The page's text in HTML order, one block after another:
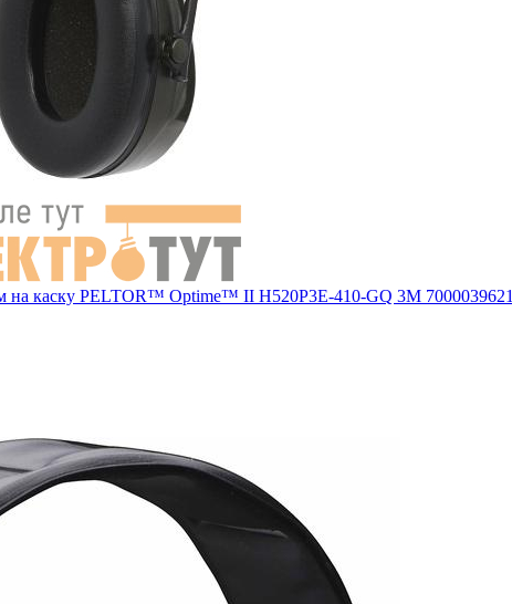
каску PELTOR™ Optime™ II H520P3E-410-GQ 3М 7000039621